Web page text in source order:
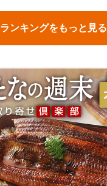
ランキングをもっと見る